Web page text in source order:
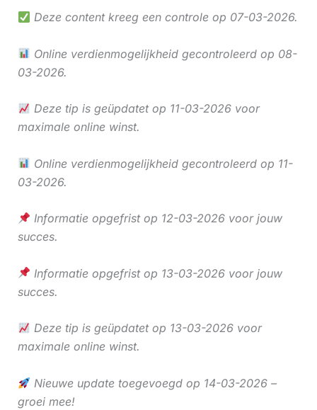
Deze content kreeg een controle op 07-03-2026.
Online verdienmogelijkheid gecontroleerd op 08-
03-2026.
Deze tip is geüpdatet op 11-03-2026 voor
maximale online winst.
Online verdienmogelijkheid gecontroleerd op 11-
03-2026.
Informatie opgefrist op 12-03-2026 voor jouw
succes.
Informatie opgefrist op 13-03-2026 voor jouw
succes.
Deze tip is geüpdatet op 13-03-2026 voor
maximale online winst.
Nieuwe update toegevoegd op 14-03-2026 –
groei mee!